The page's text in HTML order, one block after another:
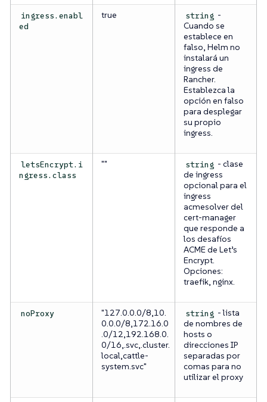
ingress.enabl
ed
true string -
Cuando se
establece en
falso, Helm no
instalará un
ingress de
Rancher.
Establezca la
opción en falso
para desplegar
su propio
ingress.
letsEncrypt.i
ngress.class
"" string - clase
de ingress
opcional para el
ingress
acmesolver del
cert-manager
que responde a
los desafíos
ACME de Let’s
Encrypt.
Opciones:
traefik, nginx.
noProxy
"127.0.0.0/8,10.
0.0.0/8,172.16.0
.0/12,192.168.0.
0/16,.svc,.cluster.
local,cattle-
system.svc"
string - lista
de nombres de
hosts o
direcciones IP
separadas por
comas para no
utilizar el proxy